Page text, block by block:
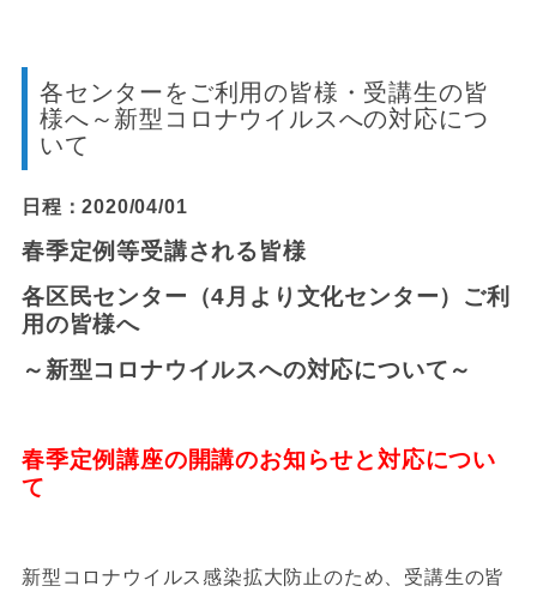
各センターをご利用の皆様・受講生の皆
様へ～新型コロナウイルスへの対応につ
いて
日程：2020/04/01
春季定例等受講される皆様
各区民センター（4月より文化センター）ご利
用の皆様へ
～新型コロナウイルスへの対応について～
春季定例講座の開講のお知らせと対応につい
て
新型コロナウイルス感染拡大防止のため、受講生の皆